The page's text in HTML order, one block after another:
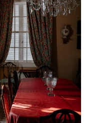
de Franchy